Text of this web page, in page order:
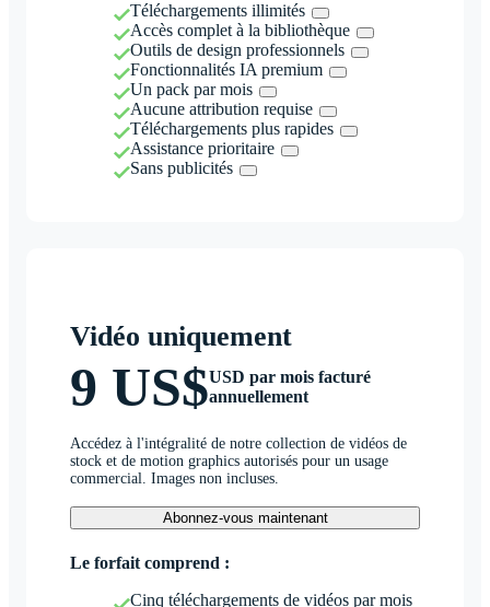
Téléchargements illimités
Accès complet à la bibliothèque
Outils de design professionnels
Fonctionnalités IA premium
Un pack par mois
Aucune attribution requise
Téléchargements plus rapides
Assistance prioritaire
Sans publicités
Vidéo uniquement
9 US$USD par mois facturé
annuellement
Accédez à l'intégralité de notre collection de vidéos de
stock et de motion graphics autorisés pour un usage
commercial. Images non incluses.
Abonnez-vous maintenant
Le forfait comprend :
Cinq téléchargements de vidéos par mois